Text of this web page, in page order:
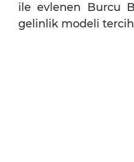
ile evlenen Burcu
gelinlik modeli